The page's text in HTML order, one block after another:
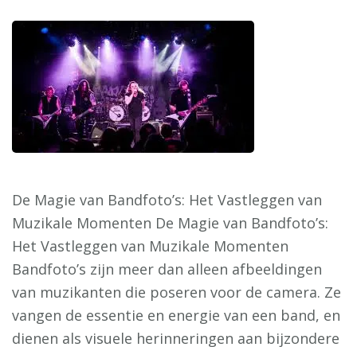
De Magie van Bandfoto’s: Het Vastleggen van
Muzikale Momenten De Magie van Bandfoto’s:
Het Vastleggen van Muzikale Momenten
Bandfoto’s zijn meer dan alleen afbeeldingen
van muzikanten die poseren voor de camera. Ze
vangen de essentie en energie van een band, en
dienen als visuele herinneringen aan bijzondere